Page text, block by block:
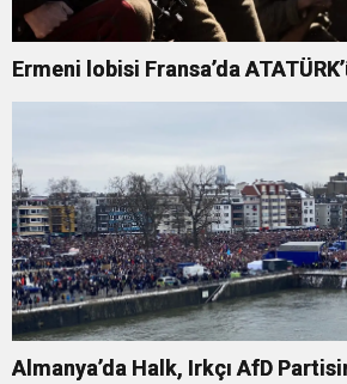
Ermeni lobisi Fransa’da
Almanya’da Halk, Irkçı AfD